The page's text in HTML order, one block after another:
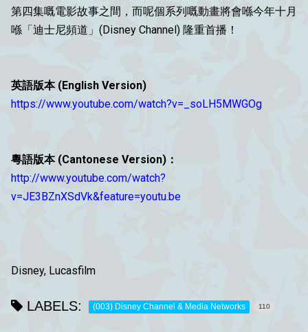
第四集嘅電影故事之間，而呢個系列嘅動畫將會喺今年十月
喺 「迪士尼頻道 」(Disney Channel) 隆重首播！
英語版本 (English Version)
https://www.youtube.com/watch?v=_soLH5MWGOg
粵語版本 (Cantonese Version)：
http://www.youtube.com/watch?
v=JE3BZnXSdVk&feature=youtu.be
Disney, Lucasfilm
LABELS: (003) Disney Channel & Media Networks 110